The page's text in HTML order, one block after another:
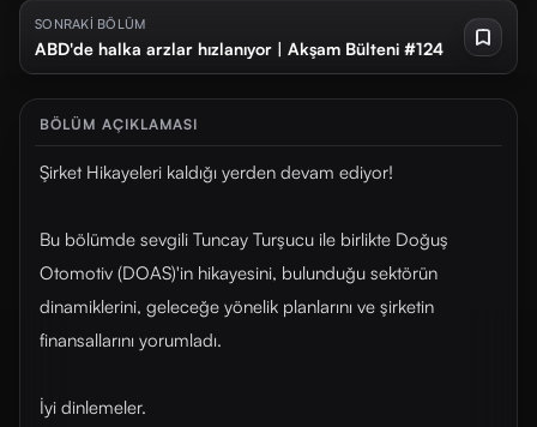
SONRAKİ BÖLÜM
ABD'de halka arzlar hızlanıyor | Akşam Bülteni #124
BÖLÜM AÇIKLAMASI
Şirket Hikayeleri kaldığı yerden devam ediyor!
Bu bölümde sevgili Tuncay Turşucu ile birlikte Doğuş
Otomotiv (DOAS)'in hikayesini, bulunduğu sektörün
dinamiklerini, geleceğe yönelik planlarını ve şirketin
finansallarını yorumladı.
İyi dinlemeler.